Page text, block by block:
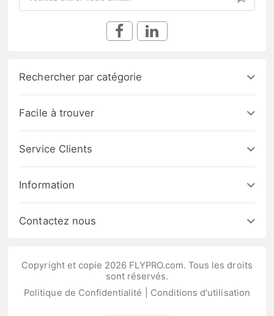
Rechercher par catégorie
Facile à trouver
Service Clients
Information
Contactez nous
Copyright et copie 2026 FLYPRO.com. Tous les droits
sont réservés.
Politique de Confidentialité
Conditions d'utilisation